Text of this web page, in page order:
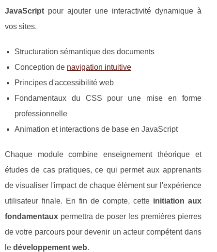
JavaScript pour ajouter une interactivité dynamique à
vos sites.
Structuration sémantique des documents
Conception de navigation intuitive
Principes d'accessibilité web
Fondamentaux du CSS pour une mise en forme
professionnelle
Animation et interactions de base en JavaScript
Chaque module combine enseignement théorique et
études de cas pratiques, ce qui permet aux apprenants
de visualiser l'impact de chaque élément sur l'expérience
utilisateur finale. En fin de compte, cette initiation aux
fondamentaux permettra de poser les premières pierres
de votre parcours pour devenir un acteur compétent dans
le développement web.